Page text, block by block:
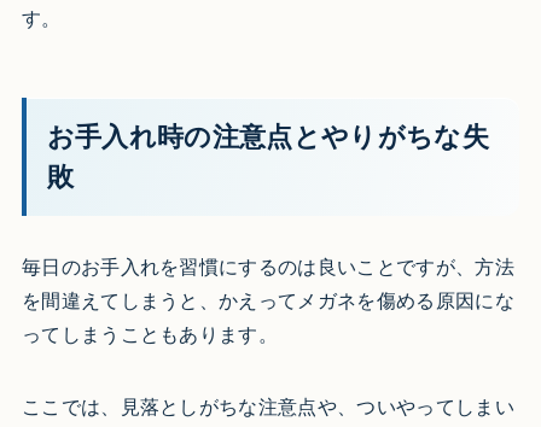
す。
お手入れ時の注意点とやりがちな失
敗
毎日のお手入れを習慣にするのは良いことですが、方法
を間違えてしまうと、かえってメガネを傷める原因にな
ってしまうこともあります。
ここでは、見落としがちな注意点や、ついやってしまい